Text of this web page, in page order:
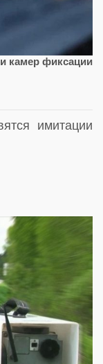
камер фиксации
имитации